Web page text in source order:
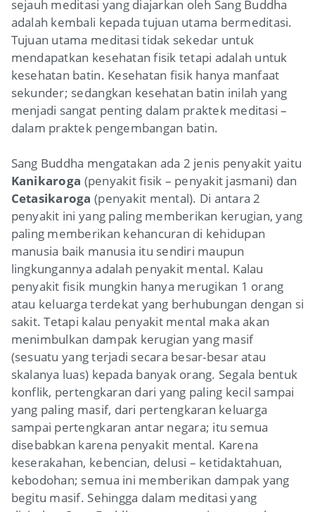
sejauh meditasi yang diajarkan oleh Sang Buddha
adalah kembali kepada tujuan utama bermeditasi.
Tujuan utama meditasi tidak sekedar untuk
mendapatkan kesehatan fisik tetapi adalah untuk
kesehatan batin. Kesehatan fisik hanya manfaat
sekunder; sedangkan kesehatan batin inilah yang
menjadi sangat penting dalam praktek meditasi –
dalam praktek pengembangan batin.
Sang Buddha mengatakan ada 2 jenis penyakit yaitu
Kanikaroga (penyakit fisik – penyakit jasmani) dan
Cetasikaroga (penyakit mental). Di antara 2
penyakit ini yang paling memberikan kerugian, yang
paling memberikan kehancuran di kehidupan
manusia baik manusia itu sendiri maupun
lingkungannya adalah penyakit mental. Kalau
penyakit fisik mungkin hanya merugikan 1 orang
atau keluarga terdekat yang berhubungan dengan si
sakit. Tetapi kalau penyakit mental maka akan
menimbulkan dampak kerugian yang masif
(sesuatu yang terjadi secara besar-besar atau
skalanya luas) kepada banyak orang. Segala bentuk
konflik, pertengkaran dari yang paling kecil sampai
yang paling masif, dari pertengkaran keluarga
sampai pertengkaran antar negara; itu semua
disebabkan karena penyakit mental. Karena
keserakahan, kebencian, delusi – ketidaktahuan,
kebodohan; semua ini memberikan dampak yang
begitu masif. Sehingga dalam meditasi yang